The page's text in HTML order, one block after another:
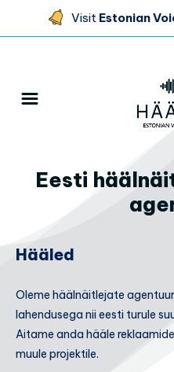
Visit Estonian
Eesti
Hääled
Oleme häälnäitlejate
lahendusega nii eesti turule
Aitame anda hääle
muule projektile.